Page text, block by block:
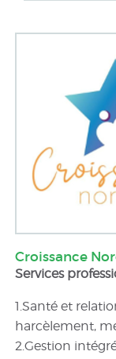
Croissance
Services
1.Santé et
harcèlement,
2.Gestion